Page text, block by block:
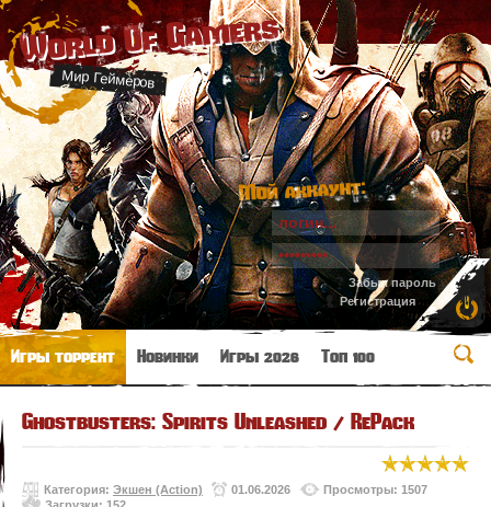
World Of Gamers
Мир Геймеров
Мой аккаунт:
Забыл пароль
Регистрация
Игры торрент Новинки Игры 2026 Топ 100
Ghostbusters: Spirits Unleashed / RePack
Категория: Экшен (Action) 01.06.2026
Просмотры: 1507